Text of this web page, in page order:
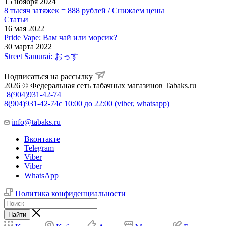
8 тысяч затяжек = 888 рублей / Снижаем цены
Статьи
16 мая 2022
Pride Vape: Вам чай или морсик?
30 марта 2022
Street Samurai: おっす
Подписаться на рассылку
2026 © Федеральная сеть табачных магазинов Tabaks.ru
8(904)931-42-74
8(904)931-42-74с 10:00 до 22:00 (viber, whatsapp)
info@tabaks.ru
Вконтакте
Telegram
Viber
Viber
WhatsApp
Политика конфиденциальности
Найти